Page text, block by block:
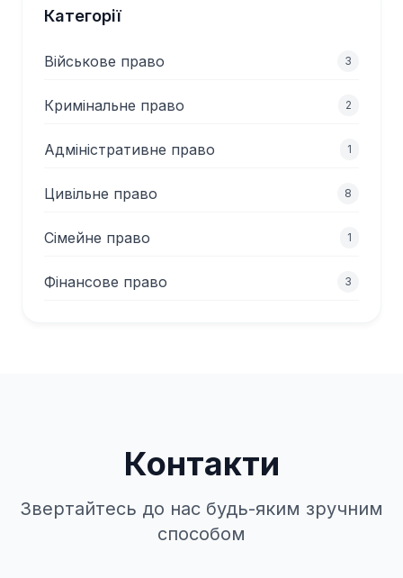
Категорії
Військове право 3
Кримінальне право 2
Адміністративне право 1
Цивільне право 8
Сімейне право 1
Фінансове право 3
Контакти
Звертайтесь до нас будь-яким зручним
способом